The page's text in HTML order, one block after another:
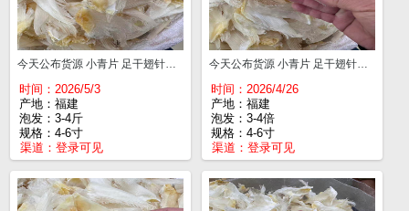
今天公布货源 小青片 足干翅针多 4-6寸¥540
时间：2026/5/3
产地：福建
泡发：3-4斤
规格：4-6寸
渠道： 登录可见
今天公布货源 小青片 足干翅针多 4-6寸¥540
时间：2026/4/26
产地：福建
泡发：3-4倍
规格：4-6寸
渠道：登录可见